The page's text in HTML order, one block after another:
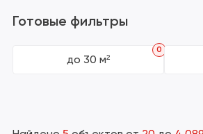
Готовые фильтры
до 30 м²
0